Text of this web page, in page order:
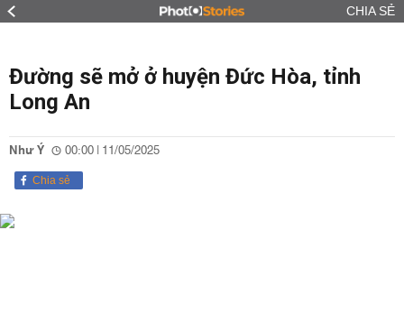
CHIA SẺ
Đường sẽ mở ở huyện Đức Hòa, tỉnh
Long An
Như Ý 00:00 | 11/05/2025
Chia sẻ